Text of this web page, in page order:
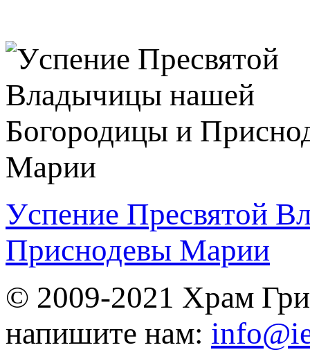
Уcпeниe Пpecвятoй
Приснодевы Марии
© 2009-2021 Храм
напишите нам: